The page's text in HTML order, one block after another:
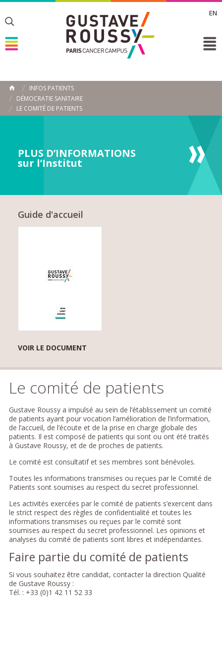
EN
Toggle
Toggle
Toggle
ACCUEIL
INFOS PATIENTS
DÉMOCRATIE SANITAIRE
LE COMITÉ DE PATIENTS
PLUS D’INFORMATIONS
sur l’Institut
Guide d'accueil
VOIR LE DOCUMENT
Le comité de patients
Gustave Roussy a impulsé au sein de l’établissement un comité
de patients ayant pour vocation l’amélioration de l’information,
de l’accueil, de l’écoute et de la prise en charge globale des
patients. Il est composé de patients qui sont ou ont été traités
à Gustave Roussy, et de de proches de patients.
Le comité est consultatif et ses membres sont bénévoles.
Toutes les informations transmises ou reçues par le Comité de
Patients sont soumises au respect du secret professionnel.
Les activités exercées par le comité de patients s’exercent dans
le strict respect des règles de confidentialité et toutes les
informations transmises ou reçues par le comité sont
soumises au respect du secret professionnel. Les opinions et
analyses du comité de patients sont libres et indépendantes.
Faire partie du comité de patients
Si vous souhaitez être candidat, contacter la direction Qualité
de Gustave Roussy :
Tél. : +33 (0)1 42 11 52 33